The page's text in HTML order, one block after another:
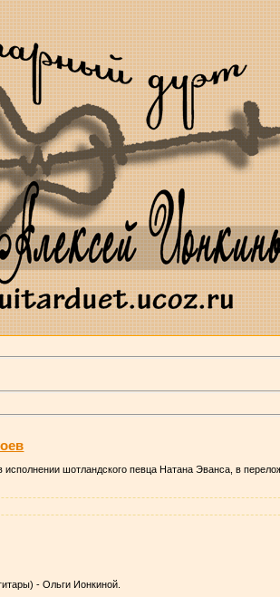
шотландского певца Натана Эванса, в
- Ольги Ионкиной.